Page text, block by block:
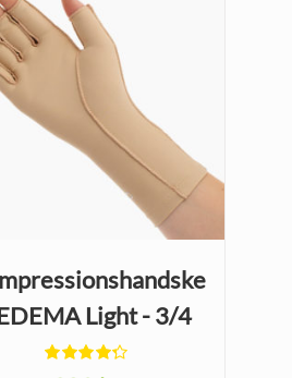
Light - 3/4
Finger